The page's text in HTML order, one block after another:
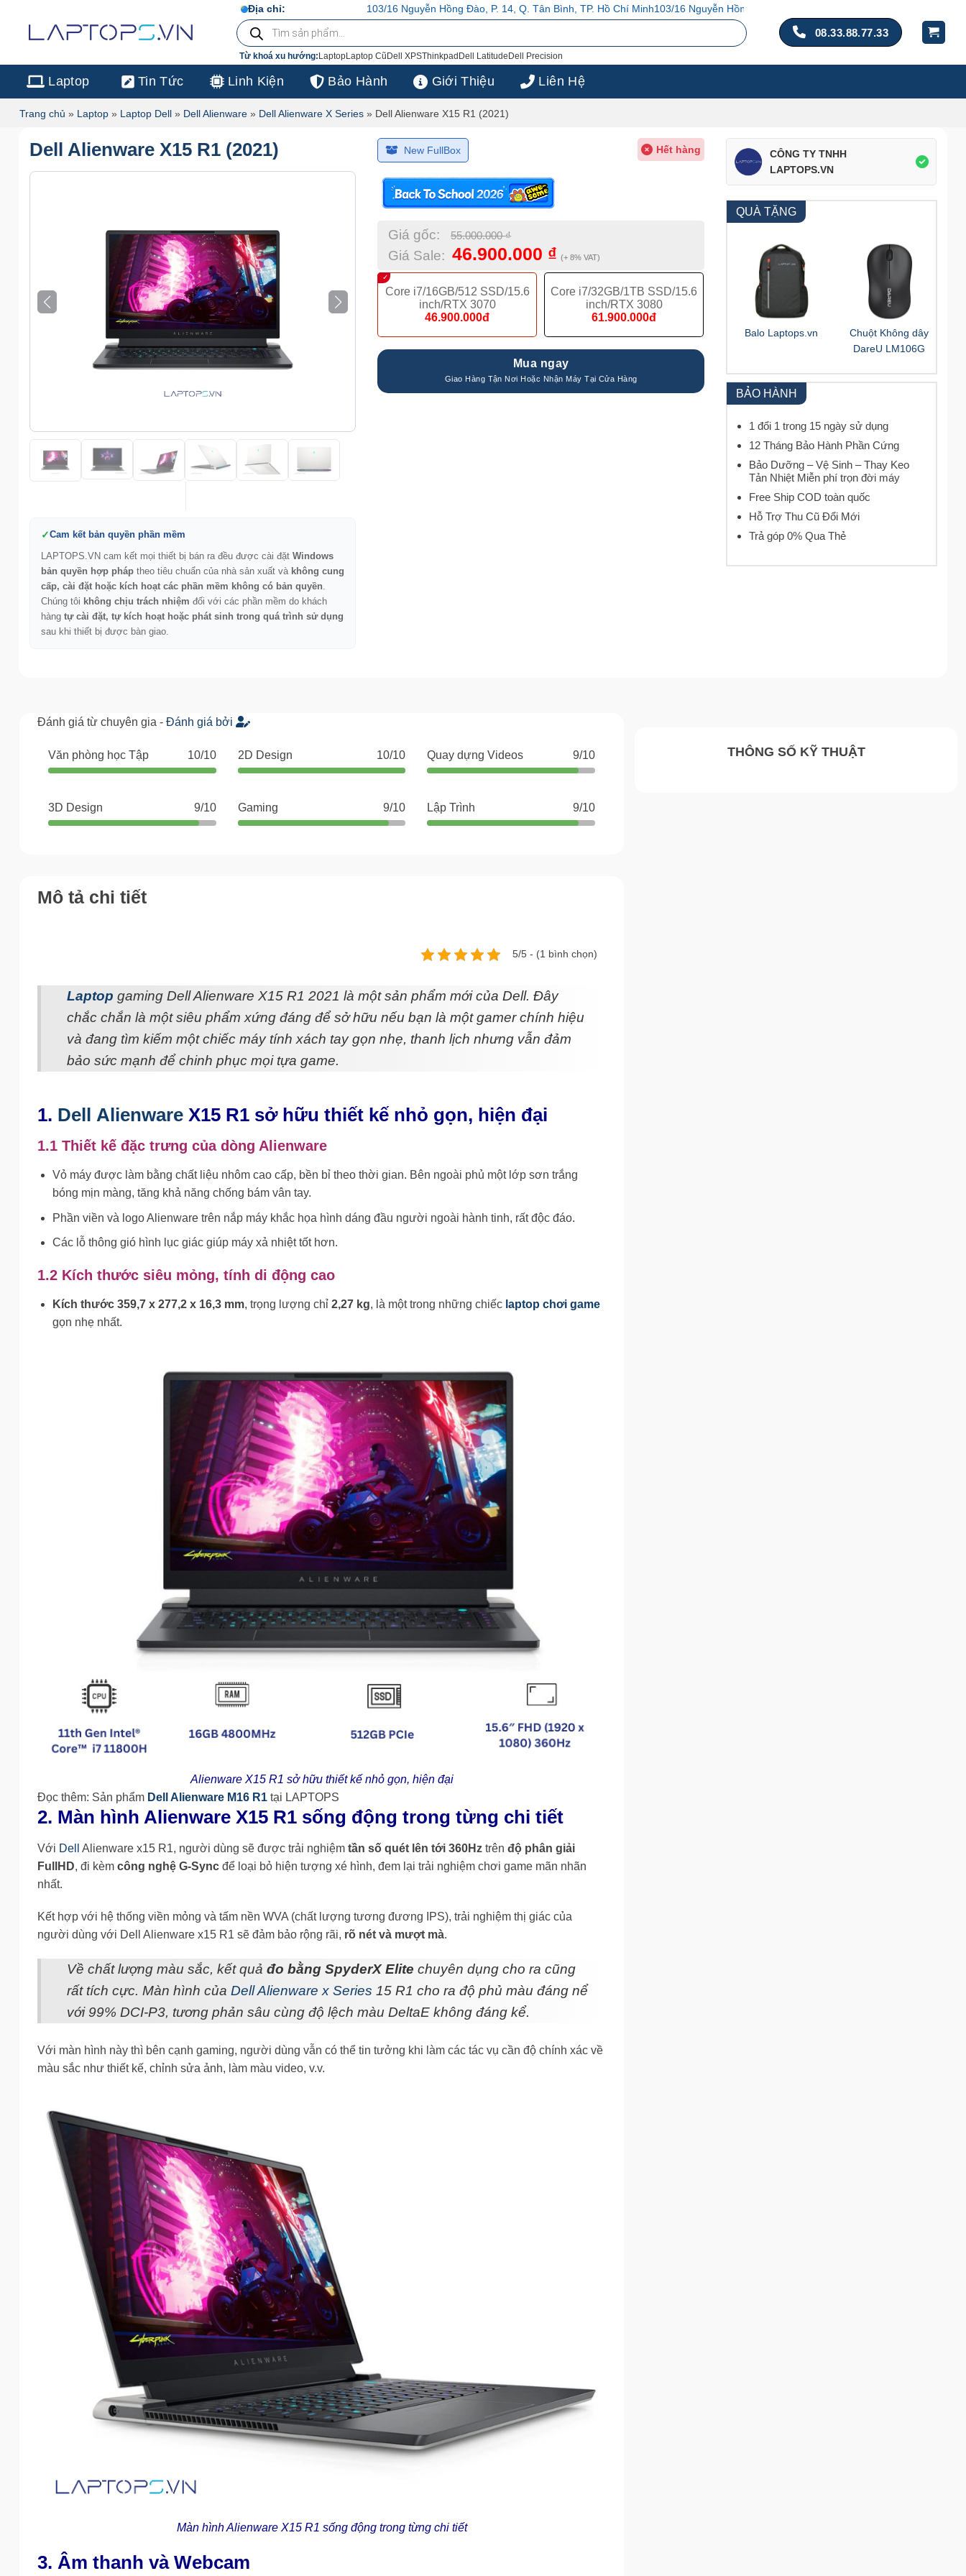
dung
Địa chỉ:
103/16 Nguyễn Hồng Đào, P. 14, Q. Tân Bình, TP. Hồ Chí Minh103/16 Nguyễn Hồng Đào, P. 14, Q. Tân Bình, TP. Hồ Chí Minh
Tìm
kiếm
sản
phẩm
Từ khoá xu hướng: LaptopLaptop Cũ Dell XPSThinkpad Dell Latitude Dell Precision
08.33.88.77.33
Laptop Tin Tức Linh Kiện Bảo Hành Giới Thiệu Liên Hệ
Trang chủ » Laptop » Laptop Dell » Dell Alienware » Dell Alienware X Series » Dell Alienware X15 R1 (2021)
Dell Alienware X15 R1 (2021)
Cam kết bản quyền phần mềm
LAPTOPS.VN cam kết mọi thiết bị bán ra đều được cài đặt Windows
bản quyền hợp pháptheo tiêu chuẩn của nhà sản xuất và không cung
cấp, cài đặt hoặc kích hoạt các phần mềm không có bản quyền
Chúng tôi không chịu trách nhiệm đối với các phần mềm do khách
hàng tự cài đặt, tự kích hoạt hoặc phát sinh trong quá trình sử dụng
sau khi thiết bị được bàn giao.
New FullBox Hết hàng
Giá gốc: 55.000.000₫
Giá Sale: 46.900.000 ₫ (+ 8% VAT)
Core i7/16GB/512 SSD/15.6
inch/RTX 3070
46.900.000đ
Core i7/32GB/1TB SSD/15.6
inch/RTX 3080
61.900.000đ
Mua ngay
CÔNG TY TNHH
LAPTOPS.VN
QUÀ TẶNG
Balo Laptops.vn
Chuột Không dây
DareU LM106G
BẢO HÀNH
1 đổi 1 trong 15 ngày sử dụng
12 Tháng Bảo Hành Phần Cứng
Bảo Dưỡng – Vệ Sinh – Thay Keo
Tản Nhiệt Miễn phí trọn đời máy
Free Ship COD toàn quốc
Hỗ Trợ Thu Cũ Đổi Mới
Trả góp 0% Qua Thẻ
Đánh giá từ chuyên gia - Đánh giá bởi
Văn phòng học Tập 10/10 2D Design 10/10 Quay dựng Videos 9/10
3D Design 9/10 Gaming 9/10 Lập Trình 9/10
Mô tả chi tiết
5/5 - (1 bình chọn)
Laptop gaming Dell Alienware X15 R1 2021 là một sản phẩm mới của Dell. Đây
chắc chắn là một siêu phẩm xứng đáng để sở hữu nếu bạn là một gamer chính hiệu
và đang tìm kiếm một chiếc máy tính xách tay gọn nhẹ, thanh lịch nhưng vẫn đảm
bảo sức mạnh để chinh phục mọi tựa game.
1. Dell Alienware X15 R1 sở hữu thiết kế nhỏ gọn, hiện đại
1.1 Thiết kế đặc trưng của dòng Alienware
Vỏ máy được làm bằng chất liệu nhôm cao cấp, bền bỉ theo thời gian. Bên ngoài phủ một lớp sơn trắng
bóng mịn màng, tăng khả năng chống bám vân tay.
Phần viền và logo Alienware trên nắp máy khắc họa hình dáng đầu người ngoài hành tinh, rất độc đáo.
Các lỗ thông gió hình lục giác giúp máy xả nhiệt tốt hơn.
1.2 Kích thước siêu mỏng, tính di động cao
Kích thước 359,7 x 277,2 x 16,3 mm, trọng lượng chỉ 2,27 kg, là một trong những chiếc laptop chơi game
gọn nhẹ nhất.
Alienware X15 R1 sở hữu thiết kế nhỏ gọn, hiện đại
Đọc thêm: Sản phẩm Dell Alienware M16 R1 tại LAPTOPS
2. Màn hình Alienware X15 R1 sống động trong từng chi tiết
Với Dell Alienware x15 R1, người dùng sẽ được trải nghiệm tần số quét lên tới 360Hz trên độ phân giải
FullHD, đi kèm công nghệ G-Sync để loại bỏ hiện tượng xé hình, đem lại trải nghiệm chơi game mãn nhãn
nhất.
Kết hợp với hệ thống viền mỏng và tấm nền WVA (chất lượng tương đương IPS), trải nghiệm thị giác của
người dùng với Dell Alienware x15 R1 sẽ đảm bảo rộng rãi, rõ nét và mượt mà.
Về chất lượng màu sắc, kết quả đo bằng SpyderX Elite chuyên dụng cho ra cũng
rất tích cực. Màn hình của Dell Alienware x Series 15 R1 cho ra độ phủ màu đáng nể
với 99% DCI-P3, tương phản sâu cùng độ lệch màu DeltaE không đáng kể.
Với màn hình này thì bên cạnh gaming, người dùng vẫn có thể tin tưởng khi làm các tác vụ cần độ chính xác về
màu sắc như thiết kế, chỉnh sửa ảnh, làm màu video, v.v.
Màn hình Alienware X15 R1 sống động trong từng chi tiết
3. Âm thanh và Webcam
THÔNG SỐ KỸ THUẬT